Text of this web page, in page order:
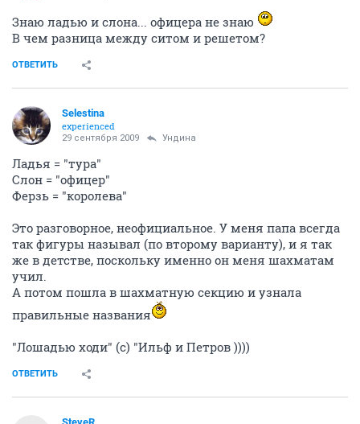
Знаю ладью и слона... офицера не знаю
В чем разница между ситом и решетом?
ОТВЕТИТЬ
Selestina
experienced
29 сентября 2009 Ундина
Ладья = "тура"
Слон = "офицер"
Ферзь = "королева"
Это разговорное, неофициальное. У меня папа всегда
так фигуры называл (по второму варианту), и я так
же в детстве, поскольку именно он меня шахматам
учил.
А потом пошла в шахматную секцию и узнала
правильные названия
"Лошадью ходи" (с) "Ильф и Петров ))))
ОТВЕТИТЬ